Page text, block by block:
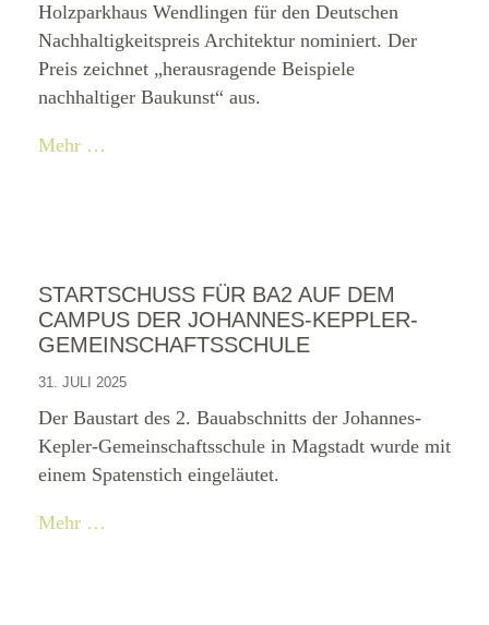
Holzparkhaus Wendlingen für den Deutschen
Nachhaltigkeitspreis Architektur nominiert. Der
Preis zeichnet „herausragende Beispiele
nachhaltiger Baukunst“ aus.
Mehr …
STARTSCHUSS FÜR BA2 AUF DEM
CAMPUS DER JOHANNES-KEPPLER-
GEMEINSCHAFTSSCHULE
31. JULI 2025
Der Baustart des 2. Bauabschnitts der Johannes-
Kepler-Gemeinschaftsschule in Magstadt wurde mit
einem Spatenstich eingeläutet.
Mehr …